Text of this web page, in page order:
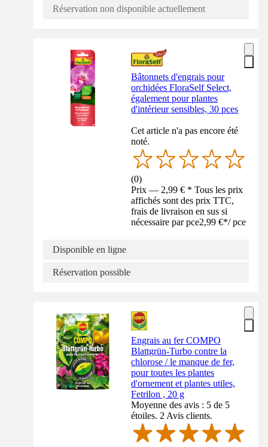
Réservation non disponible actuellement
Bâtonnets d'engrais pour
orchidées FloraSelf Select,
également pour plantes
d'intérieur sensibles, 30 pces
Cet article n'a pas encore été
noté.
(0)
Prix — 2,99 € * Tous les prix
affichés sont des prix TTC,
frais de livraison en sus si
nécessaire par pce2,99 €*/ pce
Disponible en ligne
Réservation possible
Engrais au fer COMPO
Blattgrün-Turbo contre la
chlorose / le manque de fer,
pour toutes les plantes
d'ornement et plantes utiles,
Fetrilon , 20 g
Moyenne des avis : 5 de 5
étoiles. 2 Avis clients.